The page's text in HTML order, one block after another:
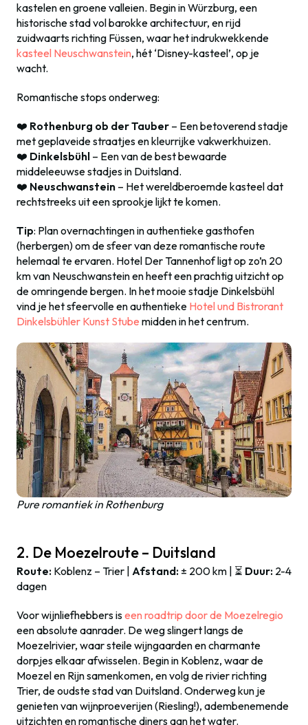
kastelen en groene valleien. Begin in Würzburg, een
historische stad vol barokke architectuur, en rijd
zuidwaarts richting Füssen, waar het indrukwekkende
kasteel Neuschwanstein, hét ‘Disney-kasteel’, op je
wacht.
Romantische stops onderweg:
❤️ Rothenburg ob der Tauber – Een betoverend stadje
met geplaveide straatjes en kleurrijke vakwerkhuizen.
❤️ Dinkelsbühl – Een van de best bewaarde
middeleeuwse stadjes in Duitsland.
❤️ Neuschwanstein – Het wereldberoemde kasteel dat
rechtstreeks uit een sprookje lijkt te komen.
Tip: Plan overnachtingen in authentieke gasthofen
(herbergen) om de sfeer van deze romantische route
helemaal te ervaren. Hotel Der Tannenhof ligt op zo’n 20
km van Neuschwanstein en heeft een prachtig uitzicht op
de omringende bergen. In het mooie stadje Dinkelsbühl
vind je het sfeervolle en authentieke Hotel und Bistrorant
Dinkelsbühler Kunst Stube midden in het centrum.
Pure romantiek in Rothenburg
2. De Moezelroute – Duitsland
Route: Koblenz – Trier | Afstand: ± 200 km | ⏳ Duur: 2-4
dagen
Voor wijnliefhebbers iseen roadtrip door de Moezelregio
een absolute aanrader. De weg slingert langs de
Moezelrivier, waar steile wijngaarden en charmante
dorpjes elkaar afwisselen. Begin in Koblenz, waar de
Moezel en Rijn samenkomen, en volg de rivier richting
Trier, de oudste stad van Duitsland. Onderweg kun je
genieten van wijnproeverijen (Riesling!), adembenemende
uitzichten en romantische diners aan het water.